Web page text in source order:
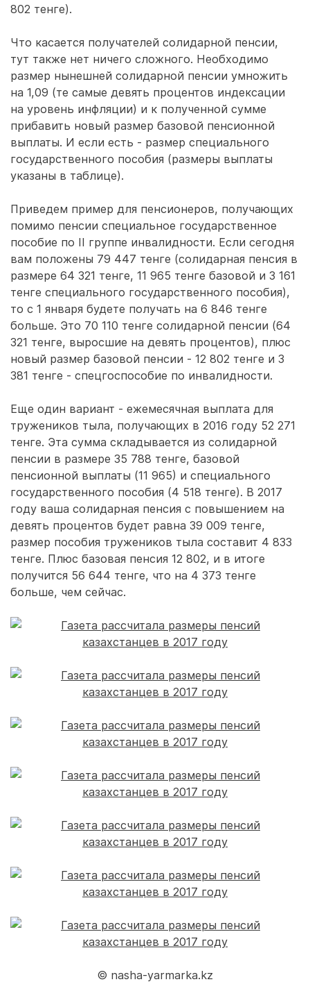
802 тенге).
Что касается получателей солидарной пенсии,
тут также нет ничего сложного. Необходимо
размер нынешней солидарной пенсии умножить
на 1,09 (те самые девять процентов индексации
на уровень инфляции) и к полученной сумме
прибавить новый размер базовой пенсионной
выплаты. И если есть - размер специального
государственного пособия (размеры выплаты
указаны в таблице).
Приведем пример для пенсионеров, получающих
помимо пенсии специальное государственное
пособие по II группе инвалидности. Если сегодня
вам положены 79 447 тенге (солидарная пенсия в
размере 64 321 тенге, 11 965 тенге базовой и 3 161
тенге специального государственного пособия),
то с 1 января будете получать на 6 846 тенге
больше. Это 70 110 тенге солидарной пенсии (64
321 тенге, выросшие на девять процентов), плюс
новый размер базовой пенсии - 12 802 тенге и 3
381 тенге - спецгоспособие по инвалидности.
Еще один вариант - ежемесячная выплата для
тружеников тыла, получающих в 2016 году 52 271
тенге. Эта сумма складывается из солидарной
пенсии в размере 35 788 тенге, базовой
пенсионной выплаты (11 965) и специального
государственного пособия (4 518 тенге). В 2017
году ваша солидарная пенсия с повышением на
девять процентов будет равна 39 009 тенге,
размер пособия тружеников тыла составит 4 833
тенге. Плюс базовая пенсия 12 802, и в итоге
получится 56 644 тенге, что на 4 373 тенге
больше, чем сейчас.
© nasha-yarmarka.kz